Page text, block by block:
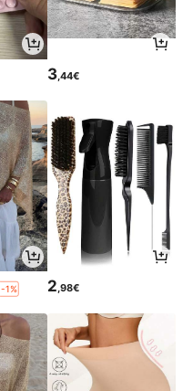
3,44€
-1% 2,98€